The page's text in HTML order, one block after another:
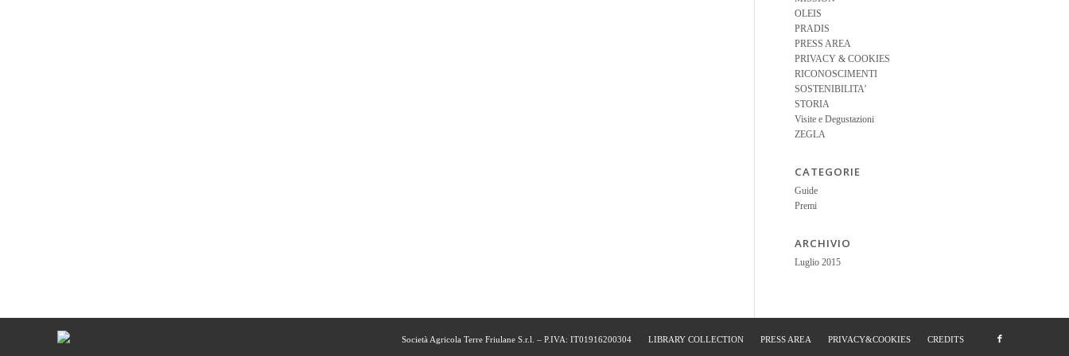
OLEIS
PRADIS
PRESS AREA
PRIVACY & COOKIES
RICONOSCIMENTI
SOSTENIBILITA’
STORIA
Visite e Degustazioni
ZEGLA
CATEGORIE
Guide
Premi
ARCHIVIO
Luglio 2015
Società Agricola Terre Friulane S.r.l. – P.IVA: IT01916200304 LIBRARY COLLECTION PRESS AREA PRIVACY&COOKIES CREDITS